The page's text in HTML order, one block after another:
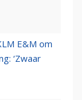
E&M om
‘Zwaar